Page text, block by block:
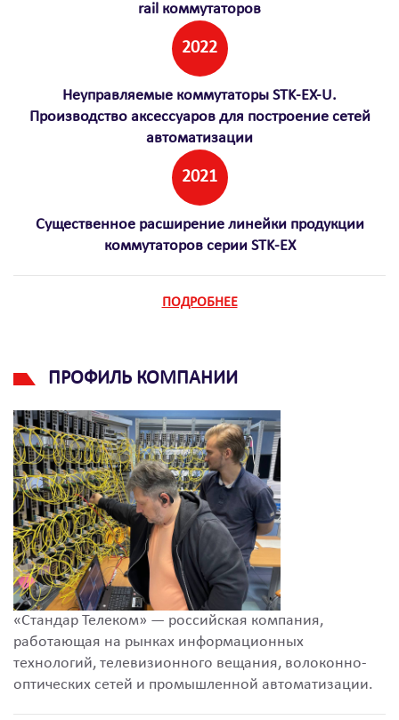
rail коммутаторов
2022
Неуправляемые коммутаторы STK-EX-U.
Производство аксессуаров для построение сетей
автоматизации
2021
Существенное расширение линейки продукции
коммутаторов серии STK-EX
ПОДРОБНЕЕ
ПРОФИЛЬ КОМПАНИИ
«Стандар Телеком» — российская компания,
работающая на рынках информационных
технологий, телевизионного вещания, волоконно-
оптических сетей и промышленной автоматизации.